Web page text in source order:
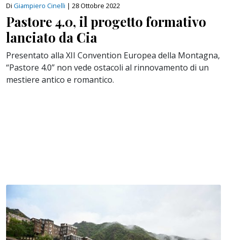
Di Giampiero Cinelli | 28 Ottobre 2022
Pastore 4.0, il progetto formativo
lanciato da Cia
Presentato alla XII Convention Europea della Montagna,
“Pastore 4.0” non vede ostacoli al rinnovamento di un
mestiere antico e romantico.